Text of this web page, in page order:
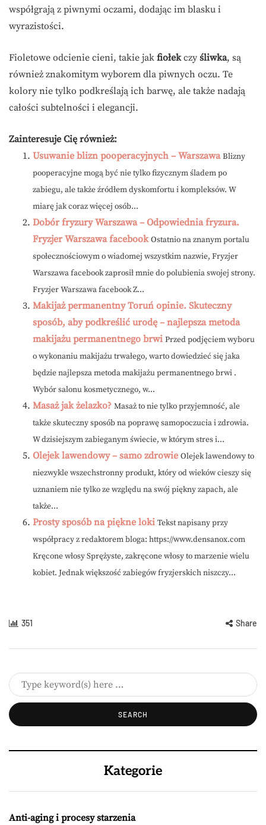
współgrają z piwnymi oczami, dodając im blasku i
wyrazistości.
Fioletowe odcienie cieni, takie jak fiołekczy śliwka, są
również znakomitym wyborem dla piwnych oczu. Te
kolory nie tylko podkreślają ich barwę, ale także nadają
całości subtelności i elegancji.
Zainteresuje Cię również:
Usuwanie blizn pooperacyjnych – Warszawa Blizny
pooperacyjne mogą być nie tylko fizycznym śladem po
zabiegu, ale także źródłem dyskomfortu i kompleksów. W
miarę jak coraz więcej osób...
Dobór fryzury Warszawa – Odpowiednia fryzura.
Fryzjer Warszawa facebook Ostatnio na znanym portalu
społecznościowym o wiadomej wszystkim nazwie, Fryzjer
Warszawa facebook zaprosił mnie do polubienia swojej strony.
Fryzjer Warszawa facebook Z...
Makijaż permanentny Toruń opinie. Skuteczny
sposób, aby podkreślić urodę – najlepsza metoda
makijażu permanentnego brwi Przed podjęciem wyboru
o wykonaniu makijażu trwałego, warto dowiedzieć się jaka
będzie najlepsza metoda makijażu permanentnego brwi .
Wybór salonu kosmetycznego, w...
Masaż jak żelazko? Masaż to nie tylko przyjemność, ale
także skuteczny sposób na poprawę samopoczucia i zdrowia.
W dzisiejszym zabieganym świecie, w którym stres i...
Olejek lawendowy – samo zdrowie Olejek lawendowy to
niezwykle wszechstronny produkt, który od wieków cieszy się
uznaniem nie tylko ze względu na swój piękny zapach, ale
także...
Prosty sposób na piękne loki Tekst napisany przy
współpracy z redaktorem bloga: https://www.densanox.com
Kręcone włosy Sprężyste, zakręcone włosy to marzenie wielu
kobiet. Jednak większość zabiegów fryzjerskich niszczy...
351 Share
Kategorie
Anti-aging i procesy starzenia